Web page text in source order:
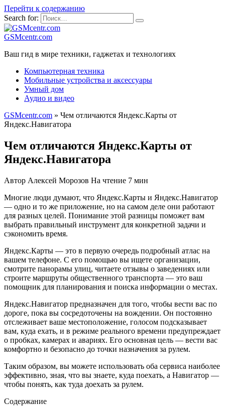
Перейти к содержанию
Search for:
GSMcentr.com
Ваш гид в мире техники, гаджетах и технологиях
Компьютерная техника
Мобильные устройства и аксессуары
Умный дом
Аудио и видео
GSMcentr.com » Чем отличаются Яндекс.Карты от
Яндекс.Навигатора
Чем отличаются Яндекс.Карты от
Яндекс.Навигатора
Автор Алексей Морозов На чтение 7 мин
Многие люди думают, что Яндекс.Карты и Яндекс.Навигатор
— одно и то же приложение, но на самом деле они работают
для разных целей. Понимание этой разницы поможет вам
выбрать правильный инструмент для конкретной задачи и
сэкономить время.
Яндекс.Карты — это в первую очередь подробный атлас на
вашем телефоне. С его помощью вы ищете организации,
смотрите панорамы улиц, читаете отзывы о заведениях или
строите маршруты общественного транспорта — это ваш
помощник для планирования и поиска информации о местах.
Яндекс.Навигатор предназначен для того, чтобы вести вас по
дороге, пока вы сосредоточены на вождении. Он постоянно
отслеживает ваше местоположение, голосом подсказывает
вам, куда ехать, и в режиме реального времени предупреждает
о пробках, камерах и авариях. Его основная цель — вести вас
комфортно и безопасно до точки назначения за рулем.
Таким образом, вы можете использовать оба сервиса наиболее
эффективно, зная, что вы знаете, куда поехать, а Навигатор —
чтобы понять, как туда доехать за рулем.
Содержание